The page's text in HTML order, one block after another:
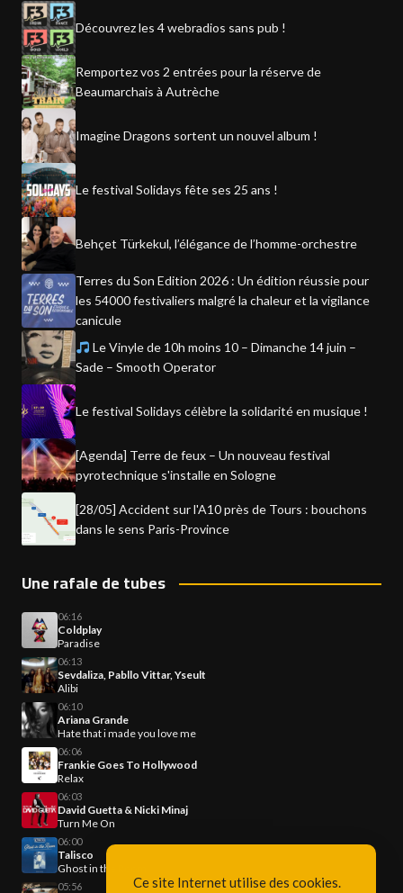
Découvrez les 4 webradios sans pub !
Remportez vos 2 entrées pour la réserve de
Beaumarchais à Autrèche
Imagine Dragons sortent un nouvel album !
Le festival Solidays fête ses 25 ans !
Behçet Türkekul, l’élégance de l’homme-orchestre
Terres du Son Edition 2026 : Un édition réussie pour
les 54000 festivaliers malgré la chaleur et la vigilance
canicule
Le Vinyle de 10h moins 10 – Dimanche 14 juin –
Sade – Smooth Operator
Le festival Solidays célèbre la solidarité en musique !
[Agenda] Terre de feux – Un nouveau festival
pyrotechnique s'installe en Sologne
[28/05] Accident sur l'A10 près de Tours : bouchons
dans le sens Paris-Province
Une rafale de tubes
06:16
Coldplay
Paradise
06:13
Sevdaliza, Pabllo Vittar, Yseult
Alibi
06:10
Ariana Grande
Hate that i made you love me
06:06
Frankie Goes To Hollywood
Relax
06:03
David Guetta & Nicki Minaj
Turn Me On
06:00
Talisco
Ghost in the Room
05:56 Ce site Internet utilise des cookies.